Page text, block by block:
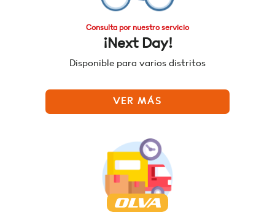
Consulta por nuestro servicio
¡Next Day!
Disponible para varios distritos
VER MÁS